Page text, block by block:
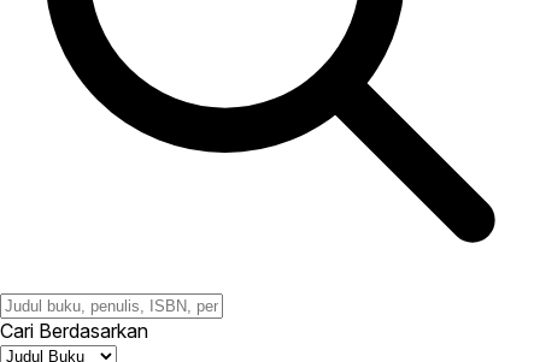
Cari Berdasarkan